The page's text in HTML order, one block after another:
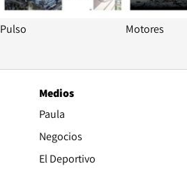
Pulso Motores
Medios
Paula
Negocios
El Deportivo